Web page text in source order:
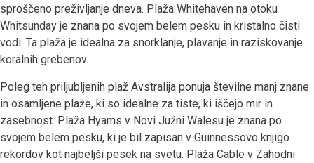
sproščeno preživljanje dneva. Plaža Whitehaven na otoku
Whitsunday je znana po svojem belem pesku in kristalno čisti
vodi. Ta plaža je idealna za snorklanje, plavanje in raziskovanje
koralnih grebenov.
Poleg teh priljubljenih plaž Avstralija ponuja številne manj znane
in osamljene plaže, ki so idealne za tiste, ki iščejo mir in
zasebnost. Plaža Hyams v Novi Južni Walesu je znana po
svojem belem pesku, ki je bil zapisan v Guinnessovo knjigo
rekordov kot najbeljši pesek na svetu. Plaža Cable v Zahodni